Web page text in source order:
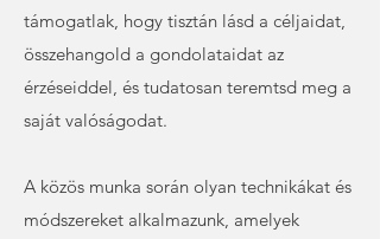
támogatlak, hogy tisztán lásd a céljaidat,
összehangold a gondolataidat az
érzéseiddel, és tudatosan teremtsd meg a
saját valóságodat.
A közös munka során olyan technikákat és
módszereket alkalmazunk, amelyek